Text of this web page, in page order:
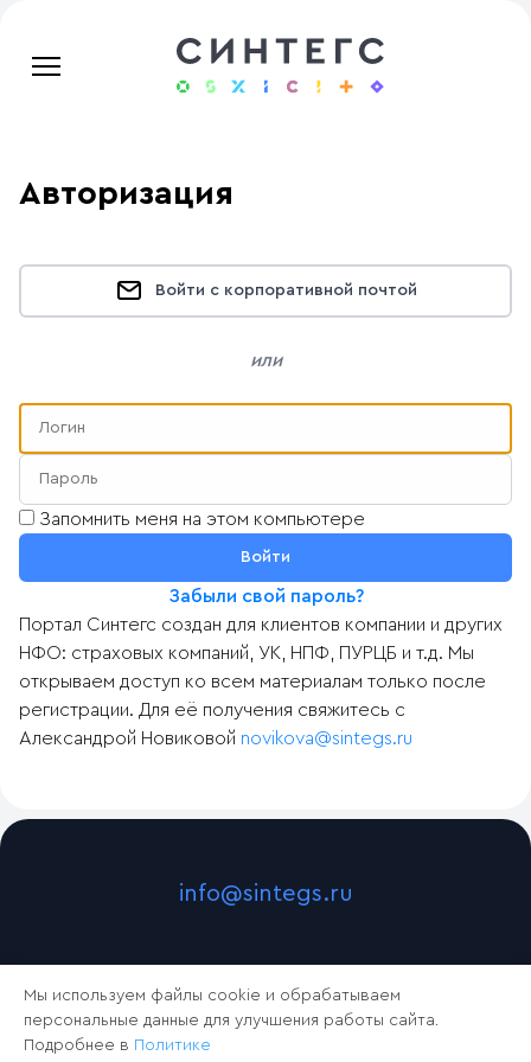
Авторизация
Войти с корпоративной почтой
или
Запомнить меня на этом компьютере
Забыли свой пароль?
Портал Синтегс создан для клиентов компании и других
НФО: страховых компаний, УК, НПФ, ПУРЦБ и т.д. Мы
открываем доступ ко всем материалам только после
регистрации. Для её получения свяжитесь с
Александрой Новиковой novikova@sintegs.ru
info@sintegs.ru
Мы используем файлы cookie и обрабатываем
персональные данные для улучшения работы сайта.
Подробнее в Политике